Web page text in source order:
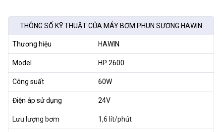
THÔNG SỐ KỸ THUẬT CỦA MÁY BƠM PHUN SƯƠNG HAWIN
Thương hiệu HAWIN
Model HP 2600
Công suất 60W
Điện áp sử dụng 24V
Lưu lượng bơm 1,6 lít/phút